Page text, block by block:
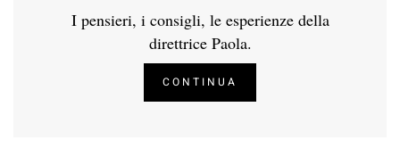
I pensieri, i consigli, le esperienze della
direttrice Paola.
CONTINUA